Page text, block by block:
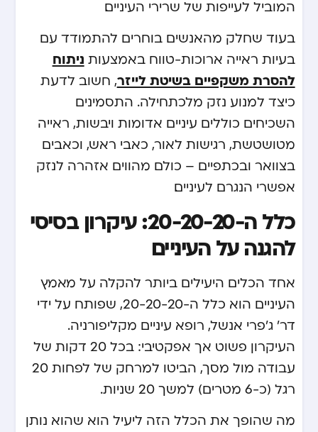
המוביל לעייפות של שרירי העיניים.
בעוד שחלק מהאנשים בוחרים להתמודד עם
בעיות ראייה ארוכות-טווח באמצעות ניתוח
להסרת משקפיים בשיטת לייזר, חשוב לדעת
כיצד למנוע נזק מלכתחילה. התסמינים
השכיחים כוללים עיניים אדומות ויבשות, ראייה
מטושטשת, רגישות לאור, כאבי ראש, וכאבים
בצוואר ובכתפיים – כולם מהווים אזהרה לנזק
אפשרי הנגרם לעיניים.
כלל ה-20-20-20: עיקרון בסיסי
להגנה על העיניים
אחד הכלים היעילים ביותר להקלה על מאמץ
העיניים הוא כלל ה-20-20-20, שפותח על ידי
דר’ ג’פרי אנשל, רופא עיניים מקליפורניה.
העיקרון פשוט אך אפקטיבי: בכל 20 דקות של
עבודה מול מסך, הביטו למרחק של לפחות 20
רגל (כ-6 מטרים) למשך 20 שניות.
מה שהופך את הכלל הזה ליעיל הוא שהוא נותן